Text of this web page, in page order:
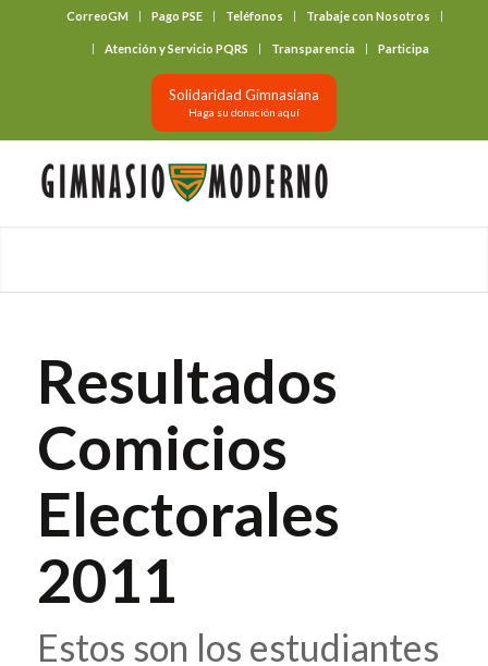
CorreoGM Pago PSE Teléfonos Trabaje con Nosotros
Atención y Servicio PQRS Transparencia Participa
Solidaridad Gimnasiana
Haga su donación aquí
Resultados
Comicios
Electorales
2011
Estos son los estudiantes